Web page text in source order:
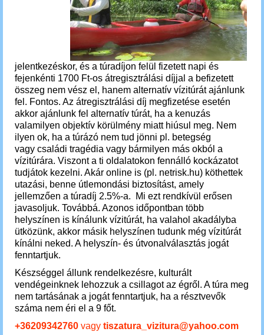
jelentkezéskor, és a túradíjon felül fizetett napi és
fejenkénti 1700 Ft-os átregisztrálási díjjal a befizetett
összeg nem vész el, hanem alternatív vízitúrát ajánlunk
fel. Fontos. Az átregisztrálási díj megfizetése esetén
akkor ajánlunk fel alternatív túrát, ha a kenuzás
valamilyen objektív körülmény miatt hiúsul meg. Nem
ilyen ok, ha a túrázó nem tud jönni pl. betegség
vagy családi tragédia vagy bármilyen más okból a
vízitúrára. Viszont a ti oldalatokon fennálló kockázatot
tudjátok kezelni. Akár online is (pl. netrisk.hu) köthettek
utazási, benne útlemondási biztosítást, amely
jellemzően a túradíj 2.5%-a. Mi ezt rendkívül erősen
javasoljuk. Továbbá. Azonos időpontban több
helyszínen is kínálunk vízitúrát, ha valahol akadályba
ütközünk, akkor másik helyszínen tudunk még vízitúrát
kínálni neked. A helyszín- és útvonalválasztás jogát
fenntartjuk.
Készséggel állunk rendelkezésre, kulturált
vendégeinknek lehozzuk a csillagot az égről. A túra meg
nem tartásának a jogát fenntartjuk, ha a résztvevők
száma nem éri el a 9 főt.
+36209342760 vagy tiszatura_vizitura@yahoo.com